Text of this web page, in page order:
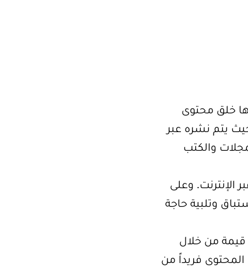
خلق محتوى
يتم نشره عبر
والكتب
الإنترنت. وعلى
وتلبية حاجة
قيمة من خلال
فريداً من